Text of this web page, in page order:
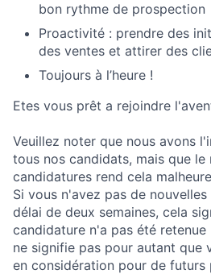
bon rythme de prospection
Proactivité : prendre des
des ventes et attirer des
Toujours à l’heure !
Etes vous prêt a rejoindre
Veuillez noter que nous avons
tous nos candidats, mais que le
candidatures rend cela
Si vous n'avez pas de
délai de deux semaines, cela
candidature n'a pas été
ne signifie pas pour autant que
en considération pour de futurs